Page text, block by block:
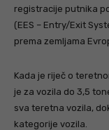
registracije putnika
(EES – Entry/Exit
prema zemljama
Kada je riječ o
je za vozila do 3,5
sva teretna vozila,
kategorije vozila.